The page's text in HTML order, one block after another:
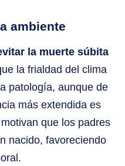
ambiente
la muerte súbita
la frialdad del clima
patología, aunque de
más extendida es
que los padres
nacido, favoreciendo